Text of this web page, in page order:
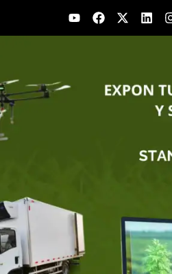
YoutubeFacebook
X-
twitter